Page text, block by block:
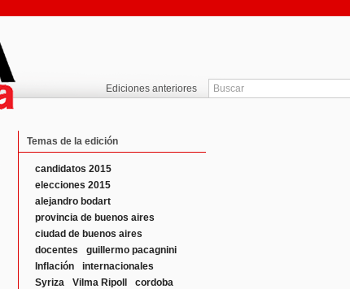
Ediciones anteriores
Temas de la edición
candidatos 2015
elecciones 2015
alejandro bodart
provincia de buenos aires
ciudad de buenos aires
docentes
guillermo pacagnini
Inflación
internacionales
Syriza
Vilma Ripoll
cordoba